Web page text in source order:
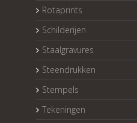
Rotaprints
Schilderijen
Staalgravures
Steendrukken
Stempels
Tekeningen